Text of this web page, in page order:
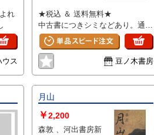
ウス
★税込 ＆ 送料無料★
中古書につきシミなどあり。通読
に問題ございません。帯なし。こ
ちらの商品は★送料無料★でお届
けいたします。
豆ノ木書房
月山
￥2,200
森敦 、河出書房新